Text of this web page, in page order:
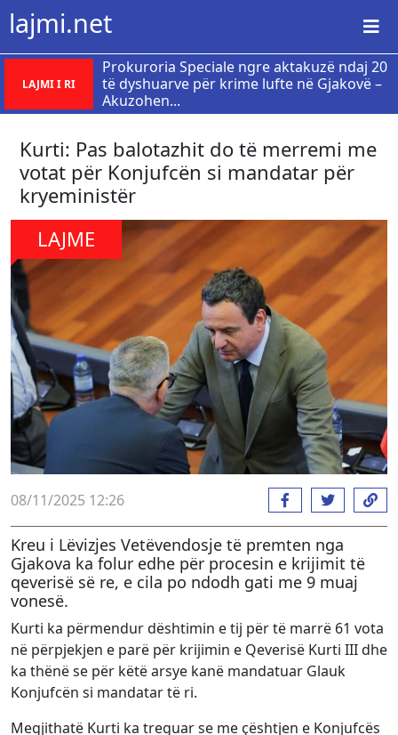
lajmi.net
LAJMI I RI
Prokuroria Speciale ngre aktakuzë ndaj 20
të dyshuarve për krime lufte në Gjakovë –
Akuzohen...
Kurti: Pas balotazhit do të merremi me
votat për Konjufcën si mandatar për
kryeministër
LAJME
08/11/2025 12:26
Kreu i Lëvizjes Vetëvendosje të premten nga
Gjakova ka folur edhe për procesin e krijimit të
qeverisë së re, e cila po ndodh gati me 9 muaj
vonesë.
Kurti ka përmendur dështimin e tij për të marrë 61 vota
në përpjekjen e parë për krijimin e Qeverisë Kurti III dhe
ka thënë se për këtë arsye kanë mandatuar Glauk
Konjufcën si mandatar të ri.
Megjithatë Kurti ka treguar se me çështjen e Konjufcës